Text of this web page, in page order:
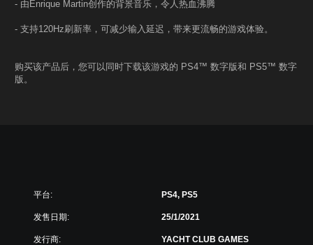
- 由Enrique Martin创作的背景音乐，令人热血沸腾
- 支持120Hz刷新率，可减少输入延迟，带来更流畅的游戏体验。
购买该产品后，您可以同时下载该游戏的 PS4™ 数字版和 PS5™ 数字
版。
平台: PS4, PS5
发售日期: 25/1/2021
发行商: YACHT CLUB GAMES